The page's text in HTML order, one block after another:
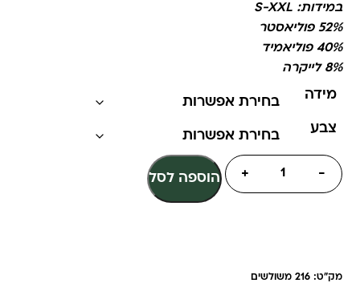
במידות: S-XXL
52% פוליאסטר
40% פוליאמיד
8% לייקרה
מידה
צבע
-
+ הוספה לסל
מק"ט: 216 משולשים